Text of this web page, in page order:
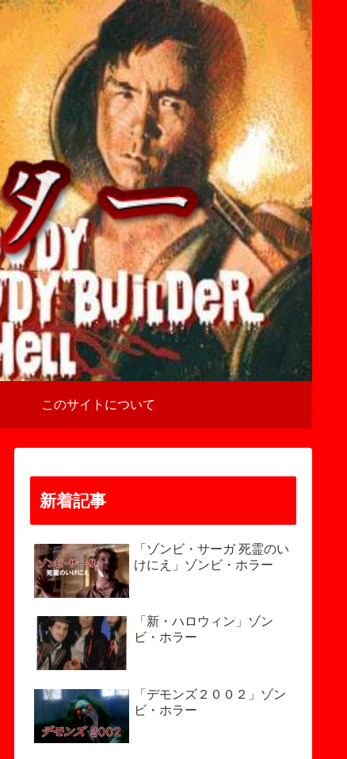
このサイトについて
新着記事
「ゾンビ・サーガ 死霊のい
けにえ」ゾンビ・ホラー
「新・ハロウィン」ゾン
ビ・ホラー
「デモンズ２００２」ゾン
ビ・ホラー